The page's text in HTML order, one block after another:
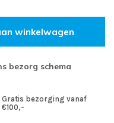
winkelwagen
bezorg schema
Gratis bezorging vanaf
€100,-